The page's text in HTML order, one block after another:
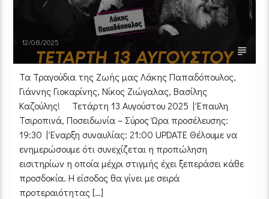
12/08/2025
Τα Τραγούδια της Ζωής μας Λάκης Παπαδόπουλος,
Γιάννης Γιοκαρίνης, Νίκος Ζιώγαλας, Βασίλης
Καζούλης! Τετάρτη 13 Αυγούστου 2025 | Έπαυλη
Τσιροπινά, Ποσειδωνία – Σύρος Ώρα προσέλευσης:
19:30 | Έναρξη συναυλίας: 21:00 UPDATE Θέλουμε να
ενημερώσουμε ότι συνεχίζεται η προπώληση
εισιτηρίων η οποία μέχρι στιγμής έχει ξεπεράσει κάθε
προσδοκία. Η είσοδος θα γίνει με σειρά
προτεραιότητας […]